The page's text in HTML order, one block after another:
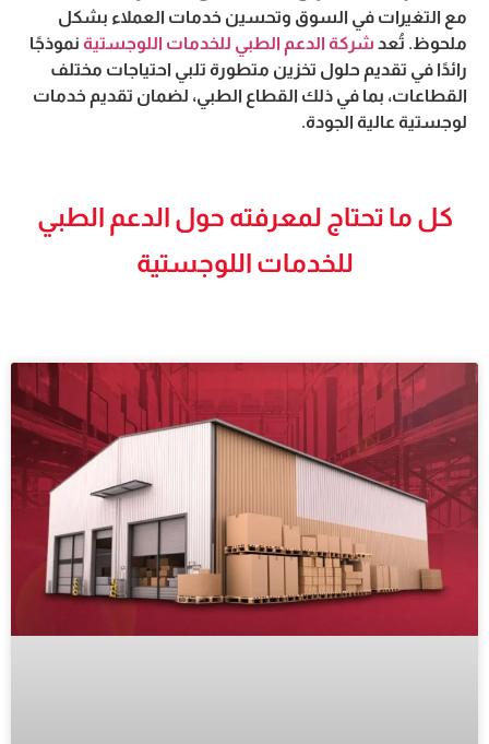
مع التغيرات في السوق وتحسين خدمات العملاء بشكل
ملحوظ. تُعدشركة الدعم الطبي للخدمات اللوجستيةنموذجًا
رائدًا في تقديم حلول تخزين متطورة تلبي احتياجات مختلف
القطاعات، بما في ذلك القطاع الطبي، لضمان تقديم خدمات
لوجستية عالية الجودة.
كل ما تحتاج لمعرفته حول الدعم الطبي
للخدمات اللوجستية